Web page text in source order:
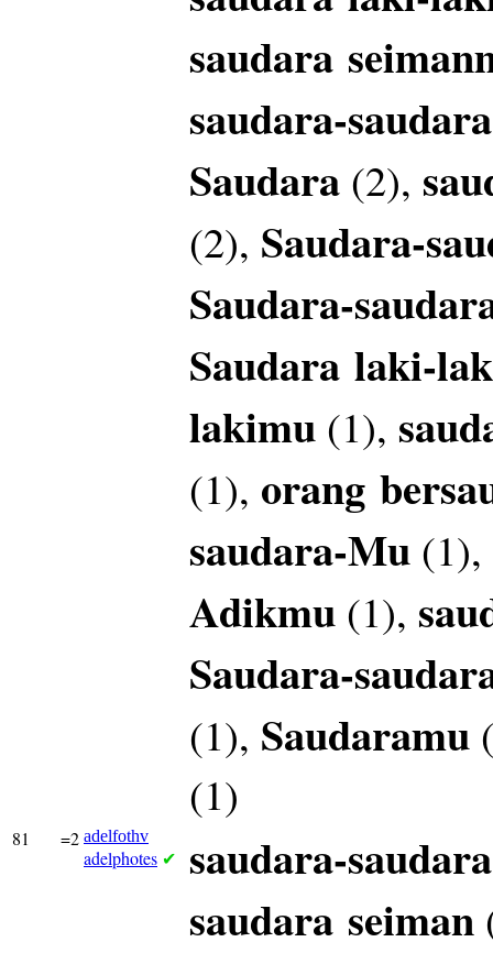
saudara
saudara-
Saudara (2),
(2), Saudara-
Saudara-
Saudara laki-
lakimu (1),
(1), orang
saudara-Mu (1),
Adikmu (1),
Saudara-
(1), Saudaramu
(1)
81 =2 adelfothv
adelphotes ✔
saudara-saudara
saudara seiman